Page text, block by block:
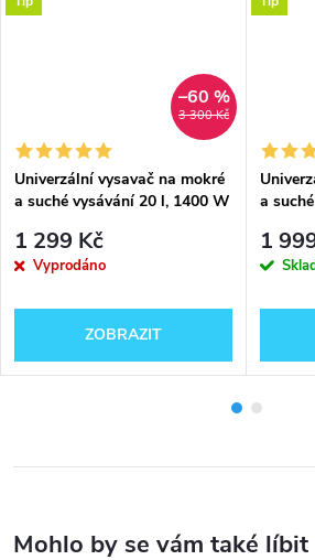
3 300 Kč
–60 %
Univerzální vysavač na mokré
a suché vysávání 20 l, 1400 W
1 299 Kč
Vyprodáno
ZOBRAZIT
a
zařízení
1